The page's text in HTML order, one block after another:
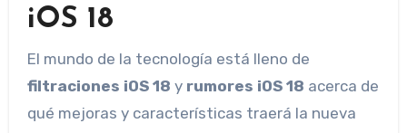
iOS 18
El mundo de la tecnología está lleno de
filtraciones iOS 18 y rumores iOS 18 acerca de
qué mejoras y características traerá la nueva